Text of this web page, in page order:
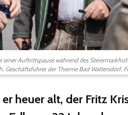
einer Auftrittspause während des
Geschäftsführer der Therme Bad Waltersdorf.
heuer alt, der Fritz